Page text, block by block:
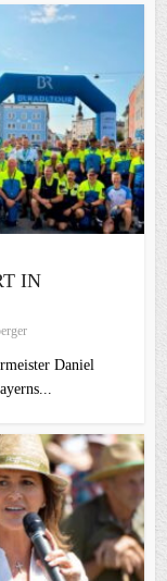
IN
Daniel